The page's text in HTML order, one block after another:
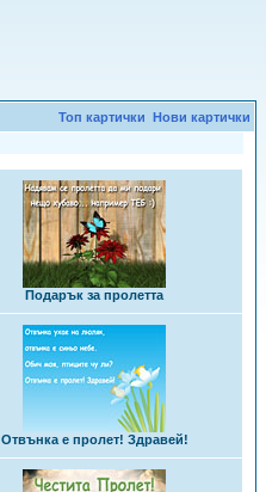
Топ картички Нови картички
Подарък за пролетта
Отвънка е пролет! Здравей!